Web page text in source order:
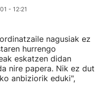
- 12:21
nagusiak ez
hurrengo
eskatzen didan
nire papera. Nik ez dut
anbiziorik eduki",